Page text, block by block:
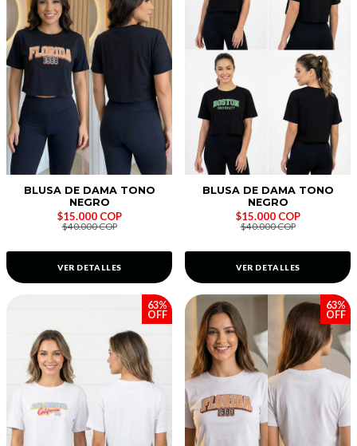
BLUSA DE DAMA TONO
NEGRO
$15.000 COP
$40.000 COP
VER DETALLES
BLUSA DE DAMA TONO
NEGRO
$15.000 COP
$40.000 COP
VER DETALLES
63%
OFF
63%
OFF